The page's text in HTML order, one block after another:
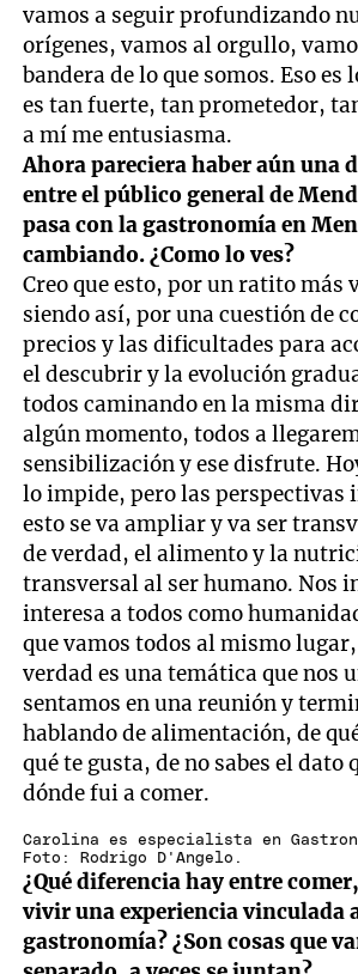
vamos a seguir profundizando
orígenes, vamos al orgullo,
bandera de lo que somos. Eso es
es tan fuerte, tan prometedor,
a mí me entusiasma.
Ahora pareciera haber aún una
entre el público general de
pasa con la gastronomía en
cambiando. ¿Como lo ves?
Creo que esto, por un ratito más
siendo así, por una cuestión de
precios y las dificultades para
el descubrir y la evolución
todos caminando en la misma
algún momento, todos a
sensibilización y ese disfrute.
lo impide, pero las perspectivas
esto se va ampliar y va ser
de verdad, el alimento y la
transversal al ser humano. Nos
interesa a todos como
que vamos todos al mismo
verdad es una temática que nos
sentamos en una reunión y
hablando de alimentación, de
qué te gusta, de no sabes el dato
dónde fui a comer.
Carolina es especialista en
Foto: Rodrigo D'Angelo.
¿Qué diferencia hay entre
vivir una experiencia vinculada
gastronomía? ¿Son cosas que